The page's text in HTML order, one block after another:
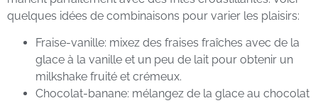
quelques idées de combinaisons pour varier les plaisirs:
Fraise-vanille: mixez des fraises fraîches avec de la
glace à la vanille et un peu de lait pour obtenir un
milkshake fruité et crémeux.
Chocolat-banane: mélangez de la glace au chocolat